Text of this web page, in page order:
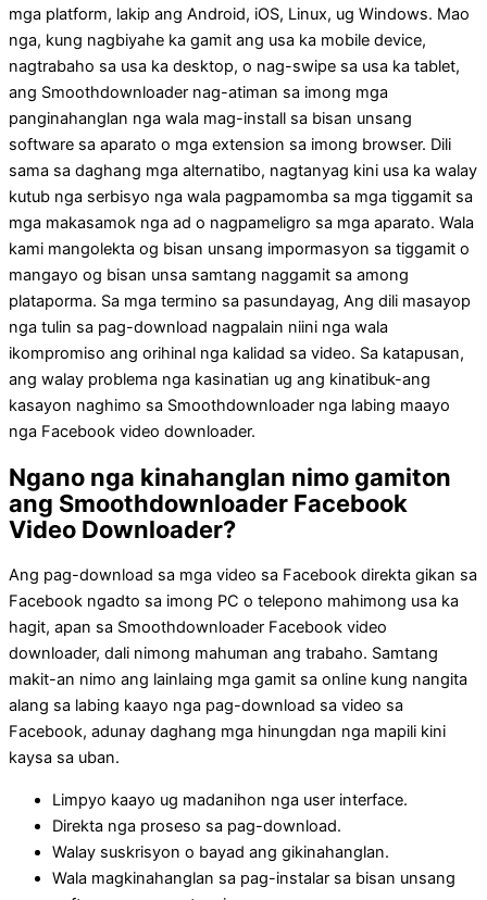
mga platform, lakip ang Android, iOS, Linux, ug Windows. Mao
nga, kung nagbiyahe ka gamit ang usa ka mobile device,
nagtrabaho sa usa ka desktop, o nag-swipe sa usa ka tablet,
ang Smoothdownloader nag-atiman sa imong mga
panginahanglan nga wala mag-install sa bisan unsang
software sa aparato o mga extension sa imong browser. Dili
sama sa daghang mga alternatibo, nagtanyag kini usa ka walay
kutub nga serbisyo nga wala pagpamomba sa mga tiggamit sa
mga makasamok nga ad o nagpameligro sa mga aparato. Wala
kami mangolekta og bisan unsang impormasyon sa tiggamit o
mangayo og bisan unsa samtang naggamit sa among
plataporma. Sa mga termino sa pasundayag, Ang dili masayop
nga tulin sa pag-download nagpalain niini nga wala
ikompromiso ang orihinal nga kalidad sa video. Sa katapusan,
ang walay problema nga kasinatian ug ang kinatibuk-ang
kasayon ​​naghimo sa Smoothdownloader nga labing maayo
nga Facebook video downloader.
Ngano nga kinahanglan nimo gamiton
ang Smoothdownloader Facebook
Video Downloader?
Ang pag-download sa mga video sa Facebook direkta gikan sa
Facebook ngadto sa imong PC o telepono mahimong usa ka
hagit, apan sa Smoothdownloader Facebook video
downloader, dali nimong mahuman ang trabaho. Samtang
makit-an nimo ang lainlaing mga gamit sa online kung nangita
alang sa labing kaayo nga pag-download sa video sa
Facebook, adunay daghang mga hinungdan nga mapili kini
kaysa sa uban.
Limpyo kaayo ug madanihon nga user interface.
Direkta nga proseso sa pag-download.
Walay suskrisyon o bayad ang gikinahanglan.
Wala magkinahanglan sa pag-instalar sa bisan unsang